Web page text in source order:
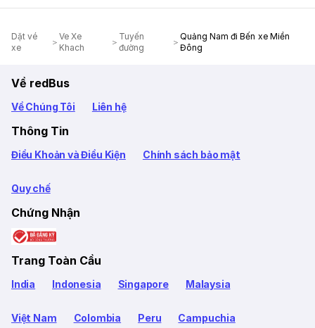
Dặt vé
xe
Ve Xe
Khach
Tuyến
đường
Quảng Nam đi Bến xe Miền
Đông
Về redBus
Về Chúng Tôi Liên hệ
Thông Tin
Điều Khoản và Điều Kiện Chính sách bảo mật
Quy chế
Chứng Nhận
Trang Toàn Cầu
India Indonesia Singapore Malaysia
Việt Nam Colombia Peru Campuchia